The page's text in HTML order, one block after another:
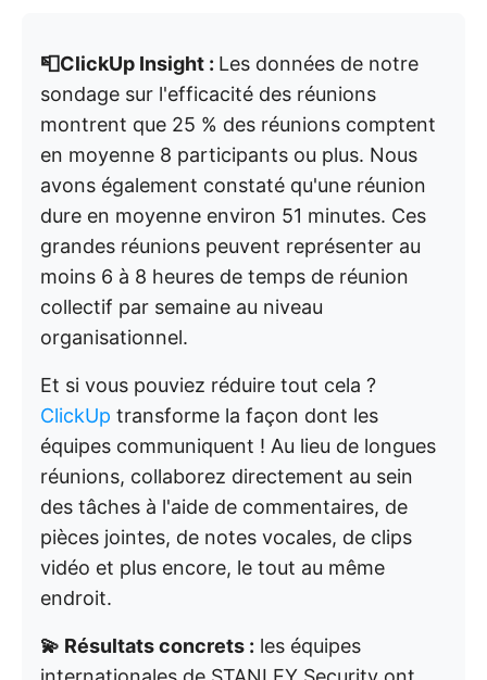
📮ClickUp Insight : Les données de notre
sondage sur l'efficacité des réunions
montrent que 25 % des réunions comptent
en moyenne 8 participants ou plus. Nous
avons également constaté qu'une réunion
dure en moyenne environ 51 minutes. Ces
grandes réunions peuvent représenter au
moins 6 à 8 heures de temps de réunion
collectif par semaine au niveau
organisationnel.
Et si vous pouviez réduire tout cela ?
ClickUp transforme la façon dont les
équipes communiquent ! Au lieu de longues
réunions, collaborez directement au sein
des tâches à l'aide de commentaires, de
pièces jointes, de notes vocales, de clips
vidéo et plus encore, le tout au même
endroit.
💫 Résultats concrets : les équipes